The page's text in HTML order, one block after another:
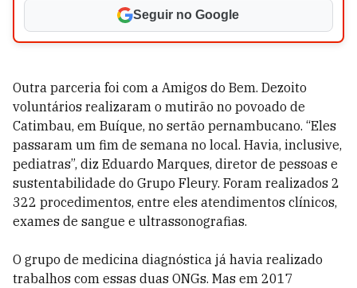
Seguir no Google
Outra parceria foi com a Amigos do Bem. Dezoito
voluntários realizaram o mutirão no povoado de
Catimbau, em Buíque, no sertão pernambucano. “Eles
passaram um fim de semana no local. Havia, inclusive,
pediatras”, diz Eduardo Marques, diretor de pessoas e
sustentabilidade do Grupo Fleury. Foram realizados 2
322 procedimentos, entre eles atendimentos clínicos,
exames de sangue e ultrassonografias.
O grupo de medicina diagnóstica já havia realizado
trabalhos com essas duas ONGs. Mas em 2017